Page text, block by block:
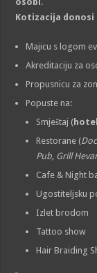
Kotizacija donosi
Majicu s logom
Akreditaciju za
Propusnicu za
Popuste na:
Smještaj (
Restorane (
Pub, Grill
Cafe & Night
Ugostiteljsku
Izlet brodom
Tattoo show
Hair Braiding